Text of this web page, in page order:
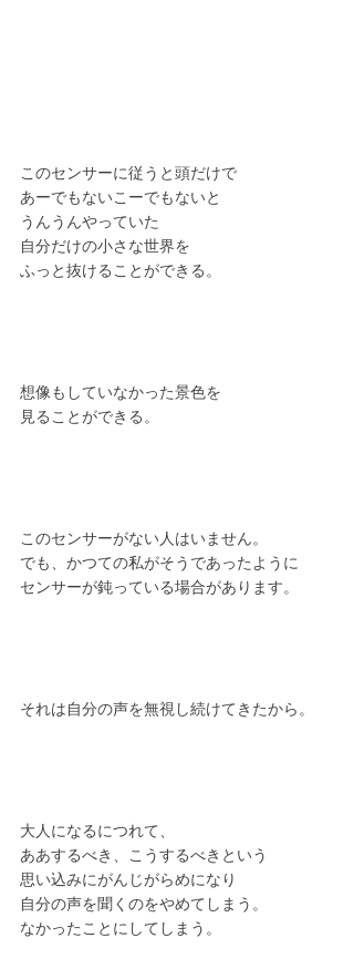
このセンサーに従うと頭だけで
あーでもないこーでもないと
うんうんやっていた
自分だけの小さな世界を
ふっと抜けることができる。
想像もしていなかった景色を
見ることができる。
このセンサーがない人はいません。
でも、かつての私がそうであったように
センサーが鈍っている場合があります。
それは自分の声を無視し続けてきたから。
大人になるにつれて、
ああするべき、こうするべきという
思い込みにがんじがらめになり
自分の声を聞くのをやめてしまう。
なかったことにしてしまう。